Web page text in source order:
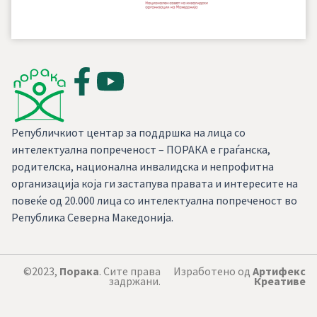
Републичкиот центар за поддршка на лица со
интелектуална попреченост – ПОРАКА е граѓанска,
родителска, национална инвалидска и непрофитна
организација која ги застапува правата и интересите на
повеќе од 20.000 лица со интелектуална попреченост во
Република Северна Македонија.
©2023, Порака. Сите права
задржани.
Изработено од Артифекс
Креативе